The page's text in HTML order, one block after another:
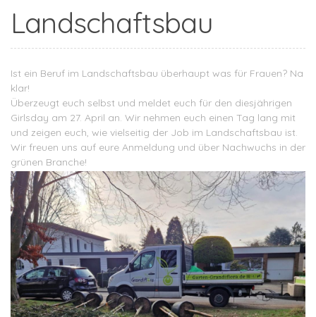
Landschaftsbau
Ist ein Beruf im Landschaftsbau überhaupt was für Frauen? Na
klar!
Überzeugt euch selbst und meldet euch für den diesjährigen
Girlsday am 27. April an. Wir nehmen euch einen Tag lang mit
und zeigen euch, wie vielseitig der Job im Landschaftsbau ist.
Wir freuen uns auf eure Anmeldung und über Nachwuchs in der
grünen Branche!